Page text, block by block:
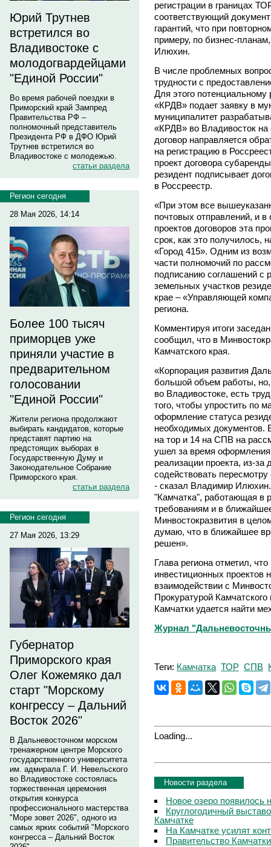
Юрий Трутнев
встретился во
Владивостоке с
молодогвардейцами
"Единой России"
Во время рабочей поездки в
Приморский край Зампред
Правительства РФ –
полномочный представитель
Президента РФ в ДФО Юрий
Трутнев встретился во
Владивостоке с молодежью.
статьи раздела
Регион сегодня
28 Мая 2026, 14:14
Более 100 тысяч
приморцев уже
приняли участие в
предварительном
голосовании
"Единой России"
Жители региона продолжают
выбирать кандидатов, которые
представят партию на
предстоящих выборах в
Государственную Думу и
Законодательное Собрание
Приморского края.
статьи раздела
Регион сегодня
27 Мая 2026, 13:29
Губернатор
Приморского края
Олег Кожемяко дал
старт "Морскому
конгрессу – Дальний
Восток 2026"
В Дальневосточном морском
тренажерном центре Морского
государственного университета
им. адмирала Г. И. Невельского
во Владивостоке состоялась
торжественная церемония
открытия конкурса
профессионального мастерства
"Море зовет 2026", одного из
самых ярких событий "Морского
конгресса – Дальний Восток
регистрации в границах
соответствующий
гарантий, что при
примеру, по бизнес-
Илюхин.
В числе проблемных
трудности с
Для этого потенциальному
«КРДВ» подает заявку в
муниципалитет
«КРДВ» во Владивосток
договор направляется
на регистрацию в
проект договора
резидент подписывает
в Россреестр.
«При этом все
почтовых отправлений, и в
проектов договоров эта
срок, как это
«Город 415». Одним из
части полномочий по
подписанию соглашений с
земельных участков
крае – «Управляющей
региона.
Комментируя итоги
сообщил, что в
Камчатского края.
«Корпорация развития
большой объем работы, но,
во Владивостоке, есть
того, чтобы упростить по
оформление статуса
необходимых документов.
на тор и 14 на СПВ на
ушел за время
реализации проекта, из-
содействовать
- сказал Владимир
"Камчатка", работающая в
требованиям и в
Минвостокразвития в
думаю, что в ближайшее
решен».
Глава региона отметил,
инвестиционных проектов
взаимодействии с
Прокуратурой
Камчатки удается найти
Журнал
Теги: Камчатка ТОР СПВ
Loading...
Новости раздела
Новое озеро появилось
Круглогодичный
Камчатке
На Камчатке усилят
Правительство